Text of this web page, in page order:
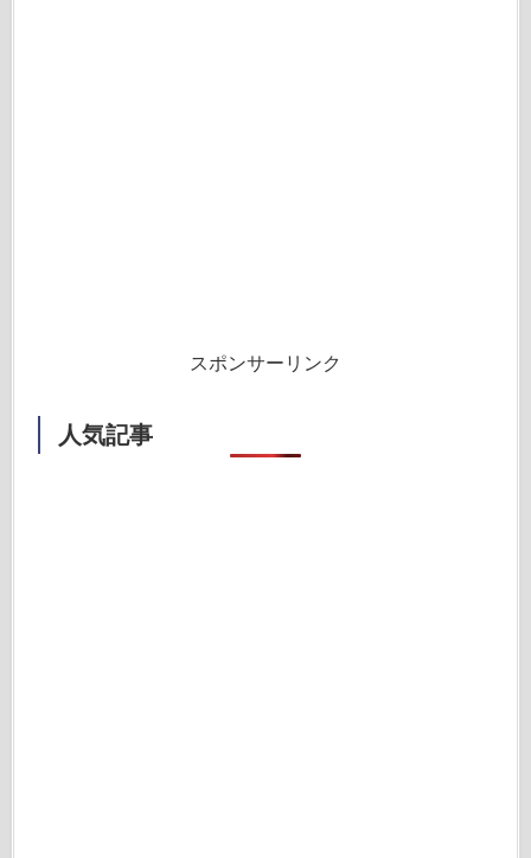
スポンサーリンク
人気記事